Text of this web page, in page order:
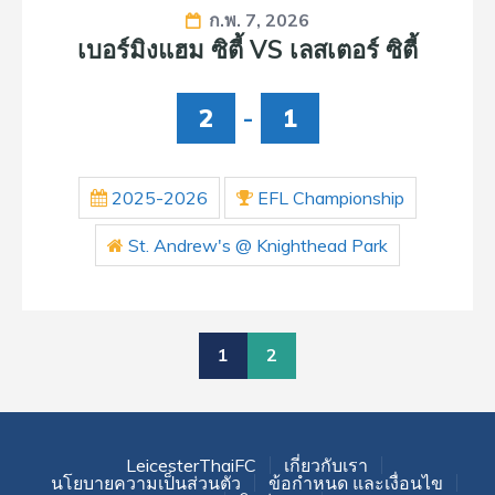
ก.พ. 7, 2026
เบอร์มิงแฮม ซิตี้ VS เลสเตอร์ ซิตี้
2 - 1
2025-2026 EFL Championship
St. Andrew's @ Knighthead Park
1 2
LeicesterThaiFC
เกี่ยวกับเรา
นโยบายความเป็นส่วนตัว
ข้อกำหนด และเงื่อนไข